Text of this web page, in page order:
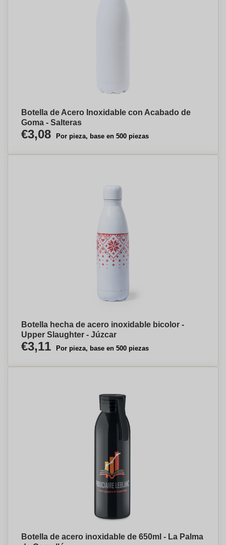
Botella de Acero Inoxidable con Acabado de
Goma - Salteras
€3,08 Por pieza, base en 500 piezas
Botella hecha de acero inoxidable bicolor -
Upper Slaughter - Júzcar
€3,11 Por pieza, base en 500 piezas
Botella de acero inoxidable de 650ml - La Palma